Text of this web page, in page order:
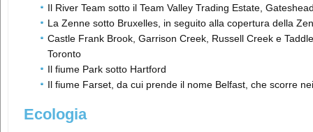
Il River Team sotto il Team Valley Trading Estate,
La Zenne sotto Bruxelles, in seguito alla copertura della
Castle Frank Brook, Garrison Creek, Russell Creek e
Toronto
Il fiume Park sotto Hartford
Il fiume Farset, da cui prende il nome Belfast, che scorre
Ecologia